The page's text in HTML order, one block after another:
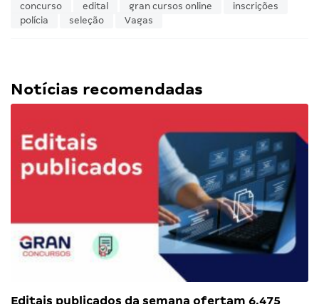
concurso edital gran cursos online
inscrições
polícia
seleção Vagas
Notícias recomendadas
Editais publicados da semana ofertam 6.475